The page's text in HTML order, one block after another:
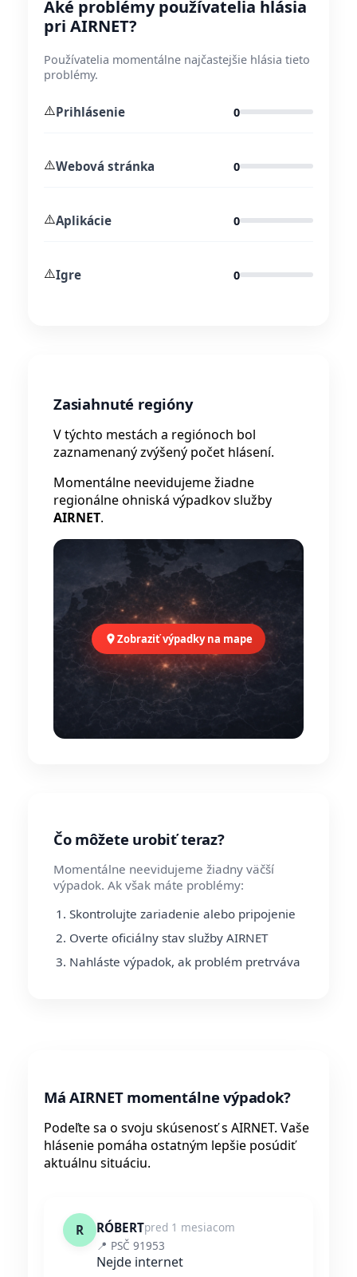
Aké problémy používatelia hlásia
pri AIRNET?
Používatelia momentálne najčastejšie hlásia tieto
problémy.
⚠️Prihlásenie 0
⚠️Webová stránka 0
⚠️Aplikácie 0
⚠️Igre 0
Zasiahnuté regióny
V týchto mestách a regiónoch bol
zaznamenaný zvýšený počet hlásení.
Momentálne neevidujeme žiadne
regionálne ohniská výpadkov služby
AIRNET.
Zobraziť výpadky na mape
Čo môžete urobiť teraz?
Momentálne neevidujeme žiadny väčší
výpadok. Ak však máte problémy:
Skontrolujte zariadenie alebo pripojenie
Overte oficiálny stav služby AIRNET
Nahláste výpadok, ak problém pretrváva
Má AIRNET momentálne výpadok?
Podeľte sa o svoju skúsenosť s AIRNET. Vaše
hlásenie pomáha ostatným lepšie posúdiť
aktuálnu situáciu.
R RÓBERTpred 1 mesiacom
📍 PSČ 91953
Nejde internet